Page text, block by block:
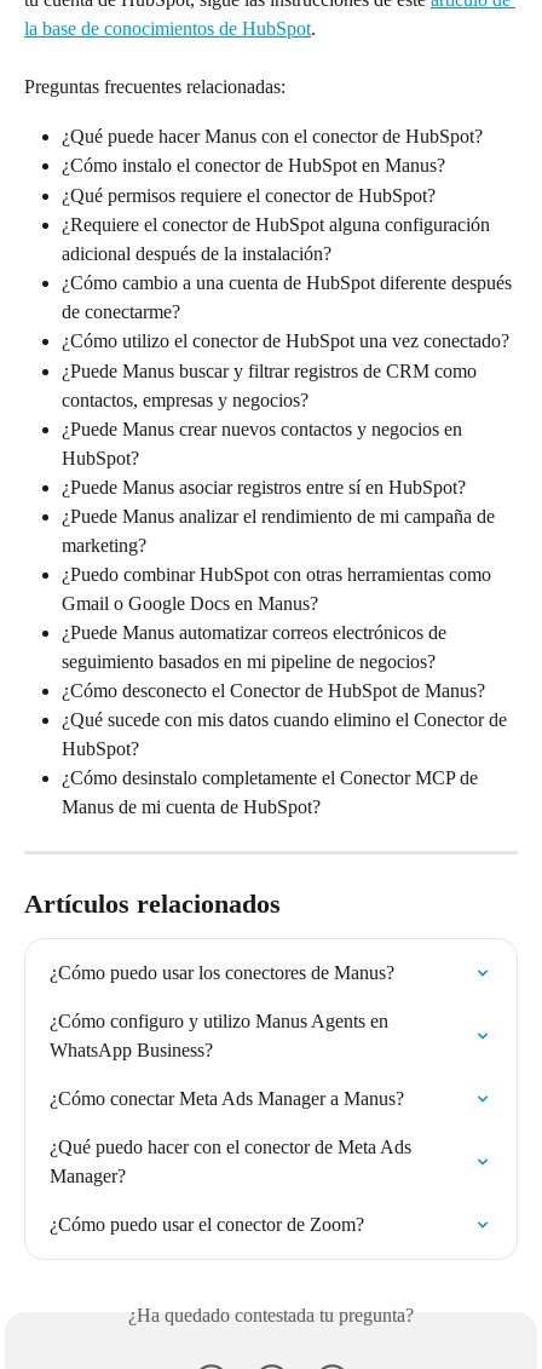
la base de conocimientos de HubSpot.
Preguntas frecuentes relacionadas:
¿Qué puede hacer Manus con el conector de HubSpot?
¿Cómo instalo el conector de HubSpot en Manus?
¿Qué permisos requiere el conector de HubSpot?
¿Requiere el conector de HubSpot alguna configuración
adicional después de la instalación?
¿Cómo cambio a una cuenta de HubSpot diferente después
de conectarme?
¿Cómo utilizo el conector de HubSpot una vez conectado?
¿Puede Manus buscar y filtrar registros de CRM como
contactos, empresas y negocios?
¿Puede Manus crear nuevos contactos y negocios en
HubSpot?
¿Puede Manus asociar registros entre sí en HubSpot?
¿Puede Manus analizar el rendimiento de mi campaña de
marketing?
¿Puedo combinar HubSpot con otras herramientas como
Gmail o Google Docs en Manus?
¿Puede Manus automatizar correos electrónicos de
seguimiento basados en mi pipeline de negocios?
¿Cómo desconecto el Conector de HubSpot de Manus?
¿Qué sucede con mis datos cuando elimino el Conector de
HubSpot?
¿Cómo desinstalo completamente el Conector MCP de
Manus de mi cuenta de HubSpot?
Artículos relacionados
¿Cómo puedo usar los conectores de Manus?
¿Cómo configuro y utilizo Manus Agents en
WhatsApp Business?
¿Cómo conectar Meta Ads Manager a Manus?
¿Qué puedo hacer con el conector de Meta Ads
Manager?
¿Cómo puedo usar el conector de Zoom?
¿Ha quedado contestada tu pregunta?